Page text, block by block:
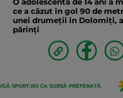
ce a căzut în gol 90 de
unei drumeții în Dolomiți,
părinți
SPORT.RO CA SURSĂ PREFERATĂ